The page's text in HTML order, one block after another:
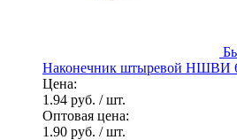
Наконечник штыревой НШВИ
Цена:
1.94 руб. / шт.
Оптовая цена:
1.90 руб. / шт.